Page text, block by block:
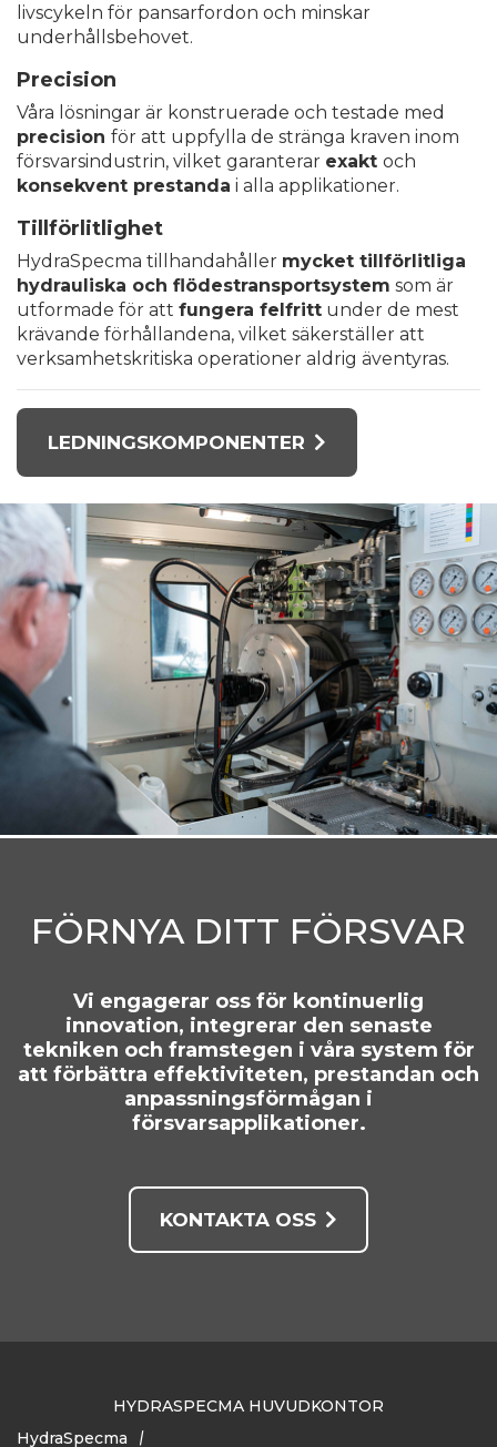
livscykeln för pansarfordon och minskar
underhållsbehovet.
Precision
Våra lösningar är konstruerade och testade med
precision för att uppfylla de stränga kraven inom
försvarsindustrin, vilket garanterar exakt och
konsekvent prestanda i alla applikationer.
Tillförlitlighet
HydraSpecma tillhandahåller mycket tillförlitliga
hydrauliska och flödestransportsystem som är
utformade för att fungera felfritt under de mest
krävande förhållandena, vilket säkerställer att
verksamhetskritiska operationer aldrig äventyras.
LEDNINGSKOMPONENTER
FÖRNYA DITT FÖRSVAR
Vi engagerar oss för kontinuerlig
innovation, integrerar den senaste
tekniken och framstegen i våra system för
att förbättra effektiviteten, prestandan och
anpassningsförmågan i
försvarsapplikationer.
KONTAKTA OSS
HYDRASPECMA HUVUDKONTOR
HydraSpecma